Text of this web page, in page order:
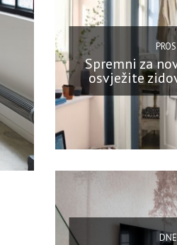
Spremni za
osvježite